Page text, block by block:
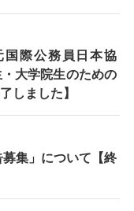
国際公務員日本協
大学院生のための
しました】
集」について【終